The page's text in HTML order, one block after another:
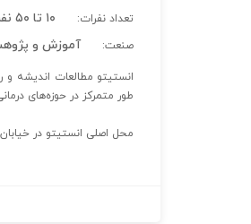
تعداد نفرات: ۱۰ تا ۵۰ نفر
صنعت: آموزش و
طور متمرکز در حوزه‌های
محل اصلی انستیتو در خیابان